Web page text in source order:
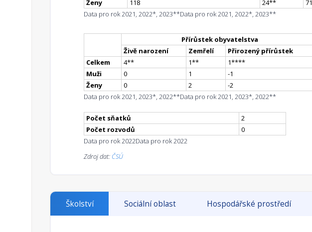
Ženy
118 24** 71
Data pro rok 2021, 2022*, 2023**Data pro rok 2021, 2022*, 2023**
Přírůstek obyvatelstva
Živě narození Zemřelí Přirozený přírůstek
Celkem
4** 1** 1****
Muži
0 1 -1
Ženy
0 2 -2
Data pro rok 2021, 2023*, 2022**Data pro rok 2021, 2023*, 2022**
Počet sňatků
2
Počet rozvodů
0
Data pro rok 2022Data pro rok 2022
Zdroj dat: ČSÚ
Školství Sociální oblast Hospodářské prostředí